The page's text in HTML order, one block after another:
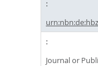
Journal or